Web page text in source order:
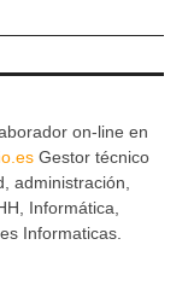
on-line en
Gestor técnico
administración,
Informática,
Informaticas.